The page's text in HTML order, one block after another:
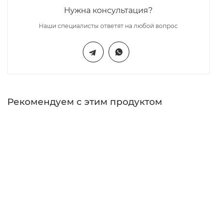
Нужна консультация?
Наши специалисты ответят на любой вопрос
Рекомендуем с этим продуктом